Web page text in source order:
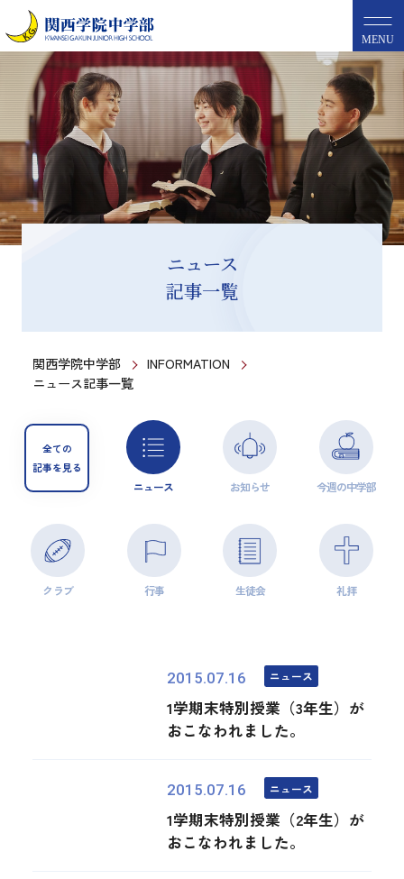
MENU
ニュース
記事一覧
関西学院中学部
INFORMATION
ニュース記事一覧
全ての
記事を見る
ニュース お知らせ 今週の中学部
クラブ 行事 生徒会 礼拝
2015.07.16 ニュース
1学期末特別授業（3年生）が
おこなわれました。
2015.07.16 ニュース
1学期末特別授業（2年生）が
おこなわれました。